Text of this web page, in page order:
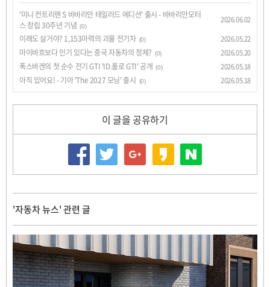
'미니 컨트리맨 S 바바리안 테일러드 에디션' 출시 - 바바리안모터
스 창립 30주년 기념 (0)
2026.06.02
이래도 살거야? 1,153마력의 괴물 전기차 (0) 2026.05.22
마이바흐보다 인기 있다는 중국 자동차의 정체? (0) 2026.05.20
폭스바겐의 첫 순수 전기 GTI 'ID.폴로 GTI' 공개 (0) 2026.05.18
아직 있어요! - 기아 'The 2027 모닝' 출시 (0) 2026.05.18
이 글을 공유하기
'자동차 뉴스' 관련 글